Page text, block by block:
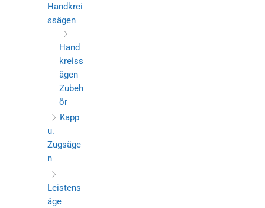
Handkrei
ssägen
Hand
kreiss
ägen
Zubeh
ör
Kapp
u.
Zugsäge
n
Leistens
äge